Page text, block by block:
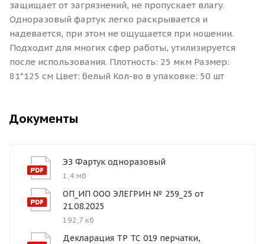
защищает от загрязнений, не пропускает влагу.
Одноразовый фартук легко раскрывается и
надевается, при этом не ощущается при ношении.
Подходит для многих сфер работы, утилизируется
после использования. Плотность: 25 мкм Размер:
81*125 см Цвет: белый Кол-во в упаковке: 50 шт
Документы
ЭЗ Фартук одноразовый
1,4 мб
ОП_ИП ООО ЭЛЕГРИН № 259_25 от
21.08.2025
192,7 кб
Декларация ТР ТС 019 перчатки,